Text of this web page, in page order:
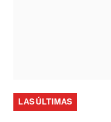
LAS ÚLTIMAS